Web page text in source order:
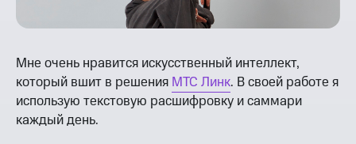
Мне очень нравится искусственный интеллект,
который вшит в решения МТС Линк. В своей работе я
использую текстовую расшифровку и саммари
каждый день.